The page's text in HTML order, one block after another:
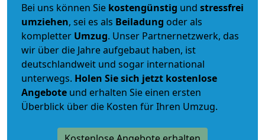
Bei uns können Sie kostengünstig und stressfrei
umziehen, sei es als Beiladung oder als
kompletter Umzug. Unser Partnernetzwerk, das
wir über die Jahre aufgebaut haben, ist
deutschlandweit und sogar international
unterwegs. Holen Sie sich jetzt kostenlose
Angebote und erhalten Sie einen ersten
Überblick über die Kosten für Ihren Umzug.